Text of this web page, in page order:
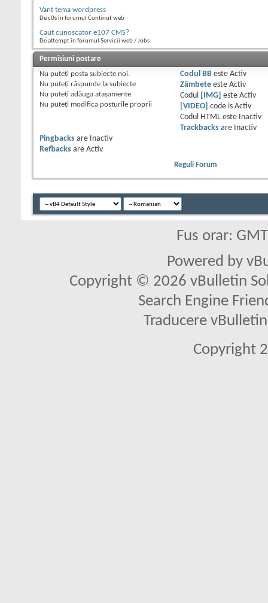
Vant tema wordpress
De c0s în forumul Continut web
Caut cunoscator e107 CMS?
De attempt în forumul Servicii web / Jobs
Permisiuni postare
Nu puteţi posta subiecte noi.
Nu puteţi răspunde la subiecte
Nu puteţi adăuga ataşamente
Nu puteţi modifica posturile proprii
Codul BBeste Activ
Zâmbeteeste Activ
Codul
[IMG] este Activ
[VIDEO]
code is Activ
Codul HTML este
Inactiv
Trackbacksare
Inactiv
Pingbacks are
Inactiv
Refbacks are Activ
Reguli Forum
Fus orar:
Powered by
Copyright © 2026 vBulletin
Search Engine
Traducere
Copyright